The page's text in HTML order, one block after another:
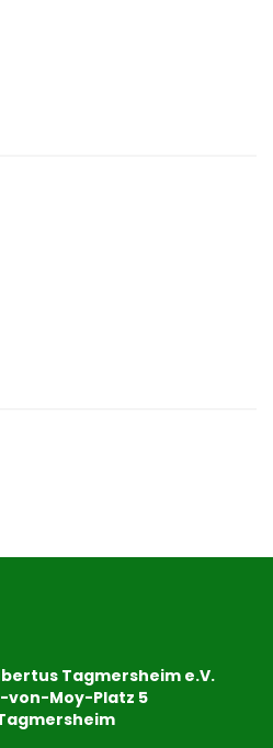
Tagmersheim e.V.
von-Moy-Platz 5